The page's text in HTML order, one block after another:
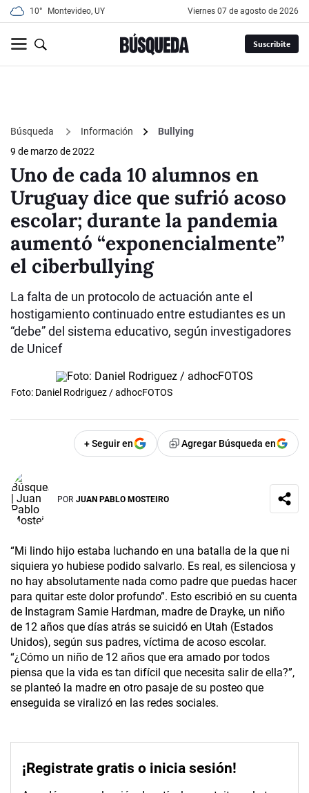
10° Montevideo, UY viernes 07 de agosto de 2026
Suscribite
Búsqueda Información
Bullying
9 de marzo de 2022
Uno de cada 10 alumnos en
Uruguay dice que sufrió acoso
escolar; durante la pandemia
aumentó “exponencialmente”
el ciberbullying
La falta de un protocolo de actuación ante el
hostigamiento continuado entre estudiantes es un
“debe” del sistema educativo, según investigadores
de Unicef
Foto: Daniel Rodriguez / adhocFOTOS
+ Seguir en Agregar Búsqueda en
POR JUAN PABLO MOSTEIRO
“Mi lindo hijo estaba luchando en una batalla de la que ni
siquiera yo hubiese podido salvarlo. Es real, es silenciosa y
no hay absolutamente nada como padre que puedas hacer
para quitar este dolor profundo”. Esto escribió en su cuenta
de Instagram Samie Hardman, madre de Drayke, un niño
de 12 años que días atrás se suicidó en Utah (Estados
Unidos), según sus padres, víctima de acoso escolar.
“¿Cómo un niño de 12 años que era amado por todos
piensa que la vida es tan difícil que necesita salir de ella?”,
se planteó la madre en otro pasaje de su posteo que
enseguida se viralizó en las redes sociales.
¡Registrate gratis o inicia sesión!